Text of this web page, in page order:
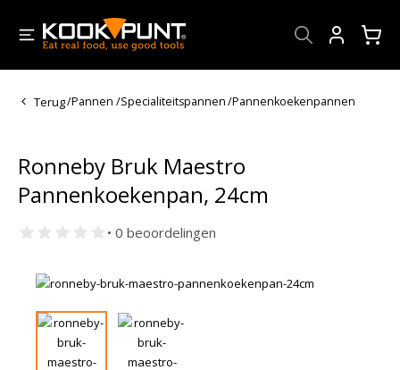
Terug/Pannen /Specialiteitspannen/Pannenkoekenpannen
Ronneby Bruk Maestro
Pannenkoekenpan, 24cm
• 0 beoordelingen